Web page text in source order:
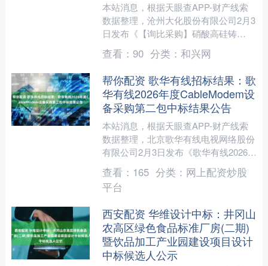
本站消息，根据天眼查APP-财产线索
数据整理，沧州大化股份有限公司2月3
日发布《【询比采购】硝酸高硅铸
件/7126-PS202602010057采购结果公
示》，....
查看： 90 分类： 和兴网
帮你配资 歌华有线招标结果：歌
华有线2026年度CableModem设
备采购第二包中标结果公告
本站消息，根据天眼查APP-财产线索
数据整理，北京歌华有线电视网络股份
有限公司2月3日发布《歌华有线2026年
度CableModem设备采购第二包中标结
果公告》....
查看： 165 分类： 网上配资炒股
平台
西安配资 华维设计中标：井冈山
农高区绿色食品标准厂房(二期)
暨饮品加工产业园建设项目设计
中标候选人公示